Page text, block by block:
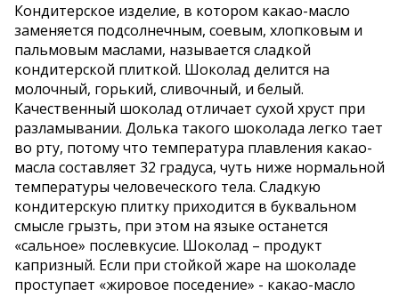
Кондитерское изделие, в котором какао-масло
заменяется подсолнечным, соевым, хлопковым и
пальмовым маслами, называется сладкой
кондитерской плиткой. Шоколад делится на
молочный, горький, сливочный, и белый.
Качественный шоколад отличает сухой хруст при
разламывании. Долька такого шоколада легко тает
во рту, потому что температура плавления какао-
масла составляет 32 градуса, чуть ниже нормальной
температуры человеческого тела. Сладкую
кондитерскую плитку приходится в буквальном
смысле грызть, при этом на языке останется
«сальное» послевкусие. Шоколад – продукт
капризный. Если при стойкой жаре на шоколаде
проступает «жировое поседение» - какао-масло